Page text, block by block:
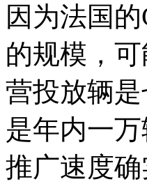
因为法国
的规模，
营投放辆
是年内一
推广速度